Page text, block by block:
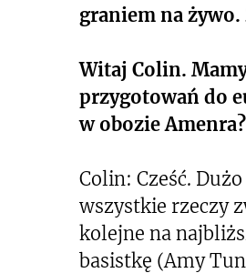
graniem na
Witaj Colin.
przygotowań do
w obozie Amenra?
Colin: Cześć.
wszystkie rzeczy
kolejne na
basistkę (Amy